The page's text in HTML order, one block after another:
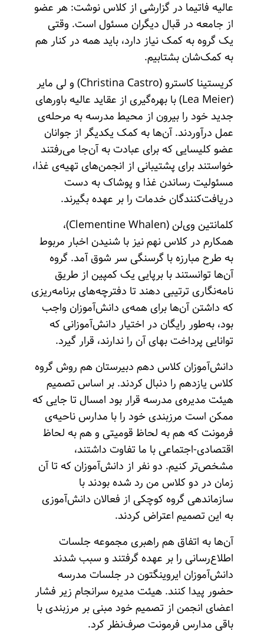
عالیه فاتیما در گزارشی از کلاس نوشت: هر عضو
از جامعه در قبال دیگران مسئول است. وقتی
یک گروه به کمک نیاز دارد، باید همه در کنار هم
به کمک‌شان بشتابیم.
کریستینا کاسترو (Christina Castro) و لی‌ مایر
(Lea Meier) با بهره‌گیری از عقاید عالیه باورهای
جدید خود را بیرون از محیط مدرسه به مرحله‌ی
عمل درآوردند. آن‌ها به کمک یکدیگر از جوانان
عضو کلیسایی که برای عبادت به آن‌جا می‌رفتند
خواستند برای پشتیبانی از انجمن‌های تهیه‌ی غذا،
مسئولیت رساندن غذا و پوشاک به دست
دریافت‌کنندگان خدمات را بر عهده بگیرند.
کلمانتین وی‌لن (Clementine Whalen)،
همکارم در کلاس نهم نیز با شنیدن اخبار مربوط
به طرح مبارزه با گرسنگی سر شوق آمد. گروه
آن‌ها توانستند با برپایی یک کمپین از طریق
نامه‌نگاری ترتیبی دهند تا دفترچه‌های برنامه‌ریزی
که داشتن آن‌ها برای همه‌ی دانش‌آموزان واجب
بود، به‌طور رایگان در اختیار ‌دانش‌آموزانی که
توانایی پرداخت بهای آن را ندارند، قرار گیرد.
‌دانش‌آموزان کلاس دهم دبیرستان هم روش گروه
کلاس یازدهم را دنبال کردند. بر اساس تصمیم
هیئت مدیره‌ی مدرسه قرار بود امسال تا جایی که
ممکن است مرزبندی خود را با مدارس ناحیه‌ی
فرمونت که هم به لحاظ قومیتی و هم به لحاظ
اقتصادی-اجتماعی با ما تفاوت داشتند،
مشخص‌تر کنیم. دو نفر از ‌دانش‌آموزان که تا آن
زمان در دو کلاس من رد شده بودند با
سازماندهی گروه کوچکی از فعالان ‌دانش‌آموزی
به این تصمیم اعتراض کردند.
آن‌ها به اتفاق هم راهبری مجموعه جلسات
اطلاع‌رسانی را بر عهده گرفتند و سبب شدند
‌دانش‌آموزان ایروینگتون در جلسات مدرسه
حضور پیدا کنند. هیئت مدیره سرانجام زیر فشار
اعضای انجمن از تصمیم خود مبنی بر مرزبندی با
باقی مدارس فرمونت صرف‌نظر کرد.